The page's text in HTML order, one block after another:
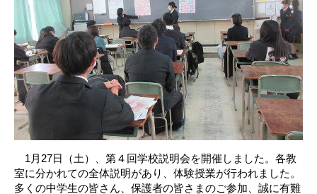
1月27日（土）、第４回学校説明会を開催しました。各教
室に分かれての全体説明があり、体験授業が行われました。
多くの中学生の皆さん、保護者の皆さまのご参加、誠に有難